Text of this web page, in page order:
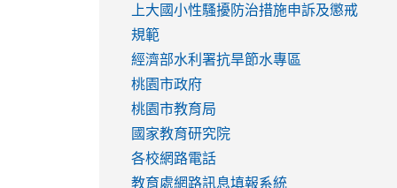
to
https://www.youtube.com/watch?
v=hC_gdZndU9s
to
https://www.youtube.com/watch?
v=hC_gdZndU9s
link
to
https://www.youtube.com/watch?
v=mfpNykQ0g4M
上大國小性騷擾防治措施申訴及懲戒
規範
經濟部水利署抗旱節水專區
桃園市政府
桃園市教育局
國家教育研究院
各校網路電話
教育處網路訊息填報系統